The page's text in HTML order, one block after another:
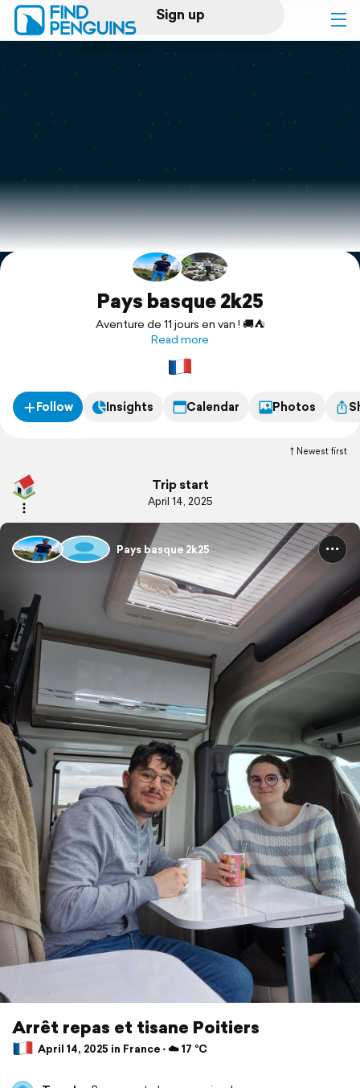
Sign up
Log in
Print a book
Flyover video
Explore
SupportPays basque 2k25
Aventure de 11 jours en van ! 🚚⛺️
Read more
Follow Insights Calendar Photos
Newest first
Trip start
April 14, 2025
Pays basque 2k25
Arrêt repas et tisane Poitiers
April 14, 2025 in France ⋅ ☁️ 17 °C